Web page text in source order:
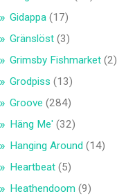
Gidappa (17)
Gränslöst (3)
Grimsby Fishmarket (2)
Grodpiss (13)
Groove (284)
Häng Me' (32)
Hanging Around (14)
Heartbeat (5)
Heathendoom (9)